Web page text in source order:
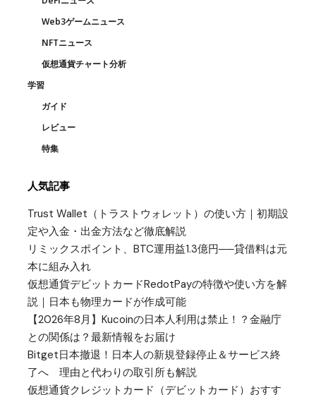
Web3ゲームニュース
NFTニュース
仮想通貨チャート分析
学習
ガイド
レビュー
特集
人気記事
Trust Wallet（トラストウォレット）の使い方｜初期設
定や入金・出金方法など徹底解説
リミックスポイント、BTC運用益1.3億円──貸借料は元
本に組み入れ
仮想通貨デビットカードRedotPayの特徴や使い方を解
説｜日本も物理カードが作成可能
【2026年8月】Kucoinの日本人利用は禁止！？金融庁
との関係は？最新情報をお届け
Bitget日本撤退！日本人の新規登録停止＆サービス終
了へ 理由と代わりの取引所も解説
仮想通貨クレジットカード（デビットカード）おすす